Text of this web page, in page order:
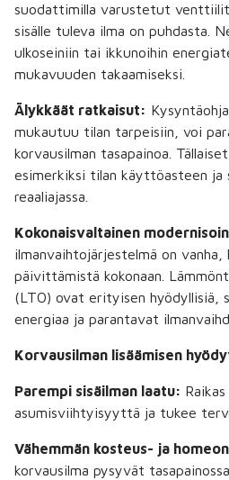
suodattimilla varustetut
sisälle tuleva ilma on puhdasta.
ulkoseiniin tai ikkunoihin
mukavuuden takaamiseksi.
Älykkäät ratkaisut:
mukautuu tilan tarpeisiin, voi
korvausilman tasapainoa.
esimerkiksi tilan käyttöasteen ja
reaaliajassa.
Kokonaisvaltainen
ilmanvaihtojärjestelmä on
päivittämistä kokonaan.
(LTO) ovat erityisen hyödyllisiä,
energiaa ja parantavat
Korvausilman lisäämisen
Parempi sisäilman laatu:
asumisviihtyisyyttä ja tukee
Vähemmän kosteus- ja
korvausilma pysyvät